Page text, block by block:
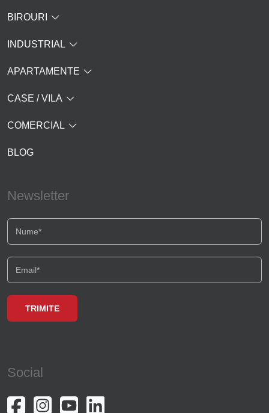
BIROURI
INDUSTRIAL
APARTAMENTE
CASE / VILA
COMERCIAL
BLOG
Newsletter
Social